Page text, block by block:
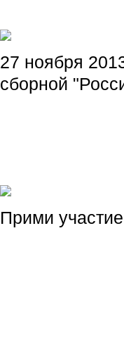
27 ноября
сборной
Прими